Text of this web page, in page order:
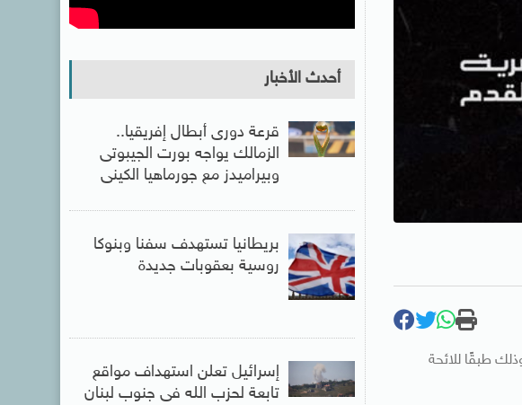
طبقًا للائحة
أحدث الأخبار
قرعة دورى أبطال إفريقيا..
الزمالك يواجه بورت الجيبوتى
وبيراميدز مع جورماهيا الكينى
بريطانيا تستهدف سفنا وبنوكا
روسية بعقوبات جديدة
إسرائيل تعلن استهداف مواقع
تابعة لحزب الله فى جنوب لبنان